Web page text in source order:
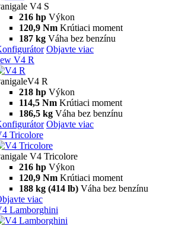
V4 S
216 hp Výkon
120,9 Nm Krútiaci moment
187 kg Váha bez benzínu
Objavte viac
V4 R
R
218 hp Výkon
114,5 Nm Krútiaci moment
186,5 kg Váha bez benzínu
Objavte viac
Tricolore
V4 Tricolore
216 hp Výkon
120,9 Nm Krútiaci moment
188 kg (414 lb) Váha bez benzínu
viac
Lamborghini